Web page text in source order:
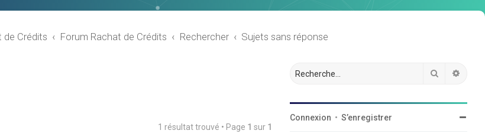
de Crédits Forum Rachat de Crédits Rechercher Sujets sans réponse
1 résultat trouvé • Page 1 sur 1
Rechercher
Connexion • S’enregistrer